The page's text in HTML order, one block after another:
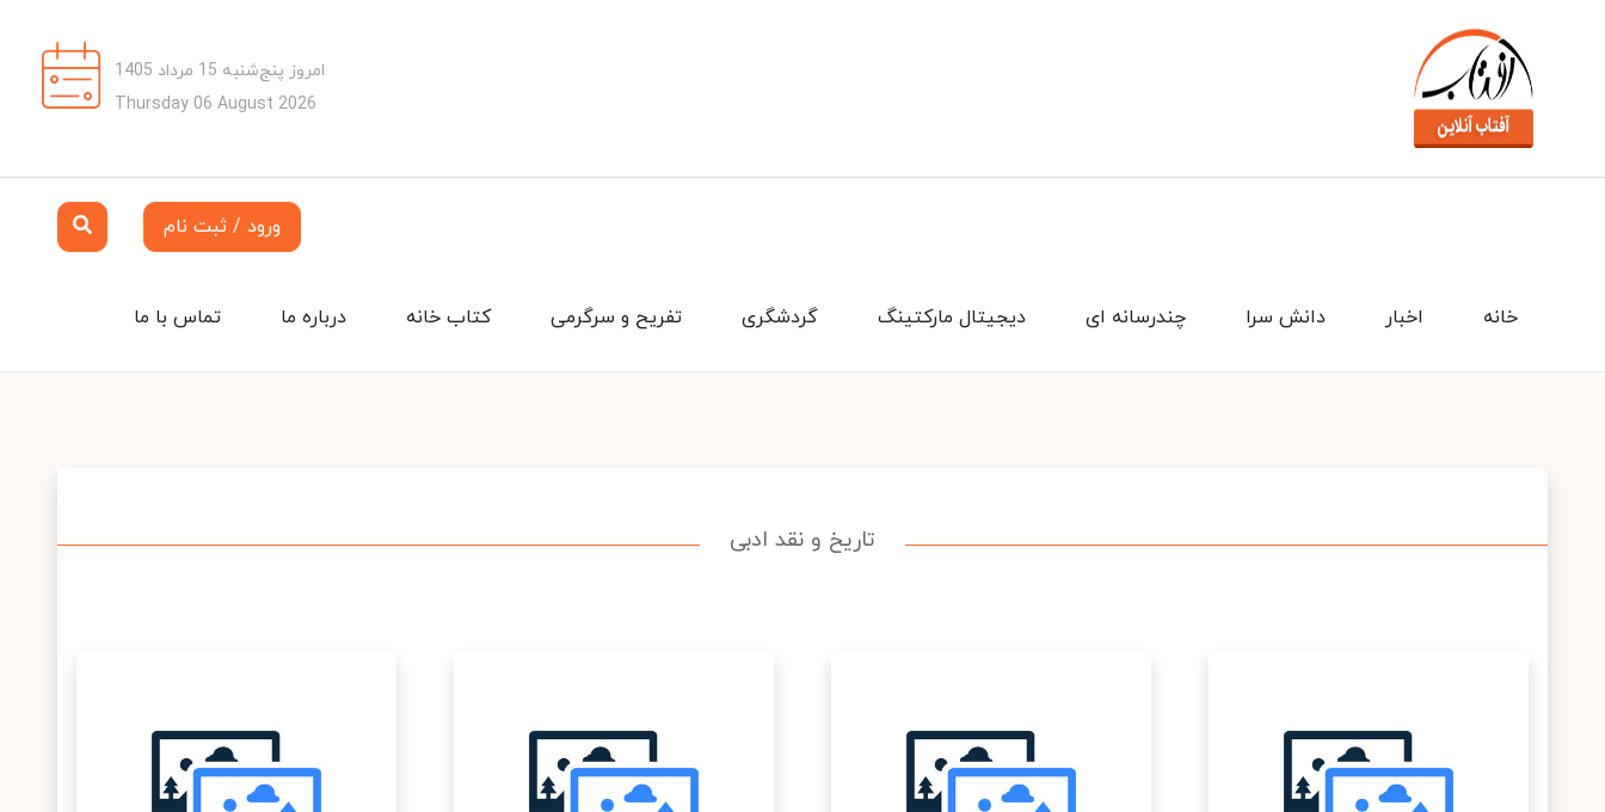
امروز پنج‌شنبه 15 مرداد 1405
Thursday 06 August 2026
ورود / ثبت نام
تماس با ما درباره ما کتاب خانه تفریح و سرگرمی گردشگری دیجیتال مارکتینگ چندرسانه ای دانش سرا اخبار خانه
تاریخ و نقد ادبی